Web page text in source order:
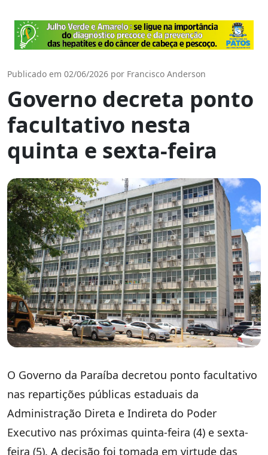
Publicado em 02/06/2026 por Francisco Anderson
Governo decreta ponto
facultativo nesta
quinta e sexta-feira
O Governo da Paraíba decretou ponto facultativo
nas repartições públicas estaduais da
Administração Direta e Indireta do Poder
Executivo nas próximas quinta-feira (4) e sexta-
feira (5). A decisão foi tomada em virtude das